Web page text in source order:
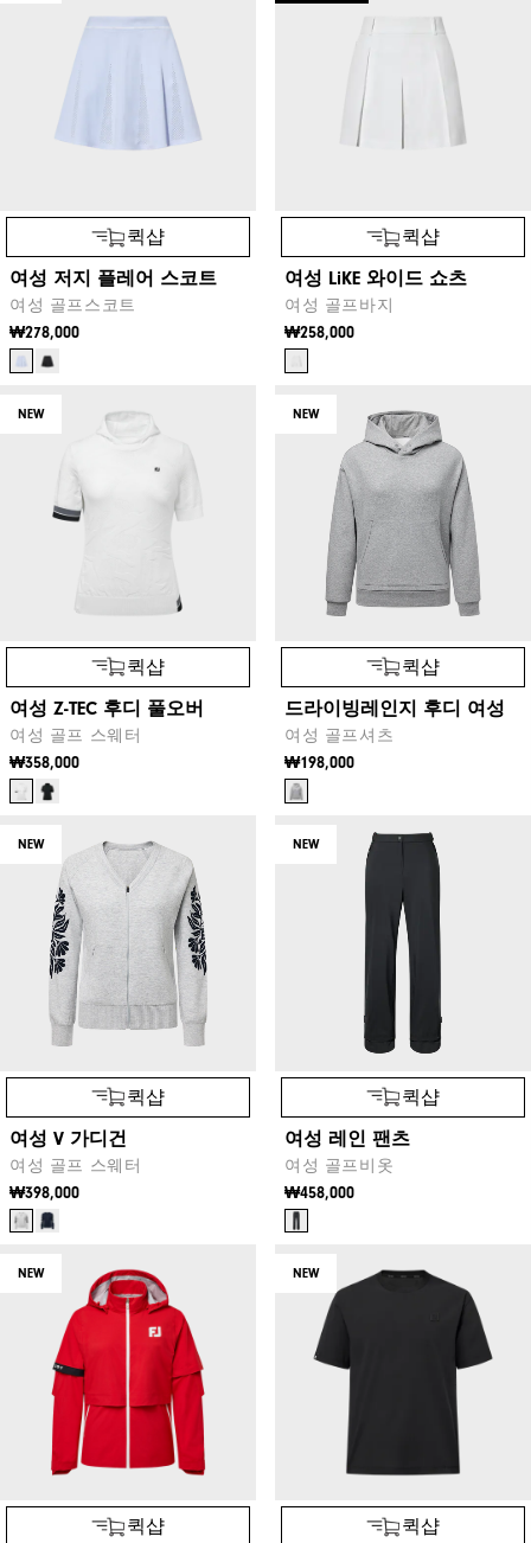
퀵샵
여성 저지 플레어 스코트
여성 골프스코트
₩278,000
퀵샵
여성 LiKE 와이드 쇼츠
여성 골프바지
₩258,000
NEW
퀵샵
여성 Z-TEC 후디 풀오버
여성 골프 스웨터
₩358,000
NEW
퀵샵
드라이빙레인지 후디 여성
여성 골프셔츠
₩198,000
NEW
퀵샵
여성 V 가디건
여성 골프 스웨터
₩398,000
NEW
퀵샵
여성 레인 팬츠
여성 골프비옷
₩458,000
NEW
퀵샵
NEW
퀵샵